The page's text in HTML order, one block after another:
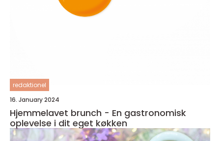
redaktionel
16. January 2024
Hjemmelavet brunch - En gastronomisk
oplevelse i dit eget køkken